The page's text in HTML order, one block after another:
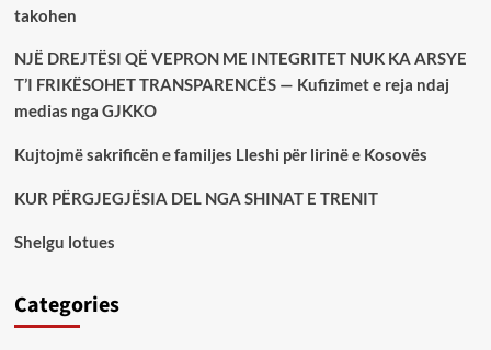
takohen
NJË DREJTËSI QË VEPRON ME INTEGRITET NUK KA ARSYE
T’I FRIKËSOHET TRANSPARENCËS — Kufizimet e reja ndaj
medias nga GJKKO
Kujtojmë sakrificën e familjes Lleshi për lirinë e Kosovës
KUR PËRGJEGJËSIA DEL NGA SHINAT E TRENIT
Shelgu lotues
Categories